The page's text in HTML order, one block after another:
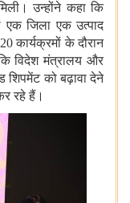
उन्होंने कहा कि
एक जिला एक उत्‍पाद
कार्यक्रमों के दौरान
विदेश मंत्रालय और
शिपमेंट को बढ़ावा देने
रहे हैं।